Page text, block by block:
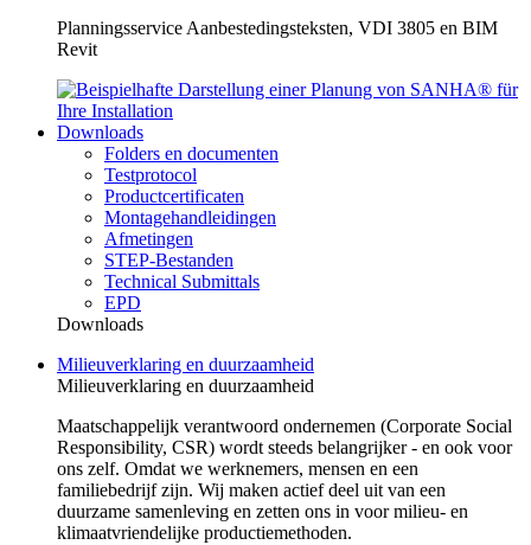
Planningsservice Aanbestedingsteksten, VDI 3805 en BIM
Revit
Downloads
Folders en documenten
Testprotocol
Productcertificaten
Montagehandleidingen
Afmetingen
STEP-Bestanden
Technical Submittals
EPD
Downloads
Milieuverklaring en duurzaamheid
Milieuverklaring en duurzaamheid
Maatschappelijk verantwoord ondernemen (Corporate Social
Responsibility, CSR) wordt steeds belangrijker - en ook voor
ons zelf. Omdat we werknemers, mensen en een
familiebedrijf zijn. Wij maken actief deel uit van een
duurzame samenleving en zetten ons in voor milieu- en
klimaatvriendelijke productiemethoden.